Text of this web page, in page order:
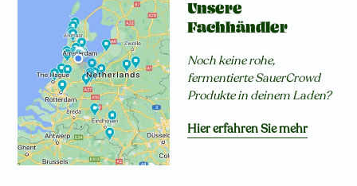
Unsere
Fachhändler
Noch keine rohe,
fermentierte SauerCrowd
Produkte in deinem Laden?
Hier erfahren Sie mehr